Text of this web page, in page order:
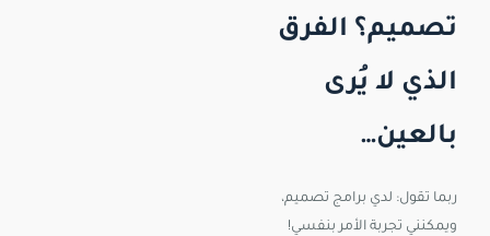
تصميم؟ الفرق
الذي لا يُرى
بالعين…
ربما تقول: لدي برامج تصميم،
ويمكنني تجربة الأمر بنفسي!